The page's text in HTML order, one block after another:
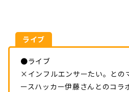
ライブ
●ライブ
×インフルエンサーたい。との
ースハッカー伊藤さんとのコラ